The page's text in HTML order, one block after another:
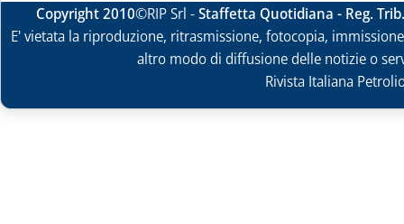
Copyright 2010©RIP Srl -Staffetta Quotidiana - Reg.
E' vietata la riproduzione, ritrasmissione, fotocopia,
altro modo di diffusione delle notizie o
Rivista Italiana